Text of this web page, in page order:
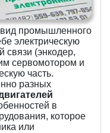
промышленного
электрическую
связи (энкодер,
сервомотором и
часть.
разных
в
которое
или